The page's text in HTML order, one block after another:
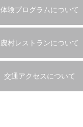
体験プログラムについて
農村レストランについて
交通アクセスについて